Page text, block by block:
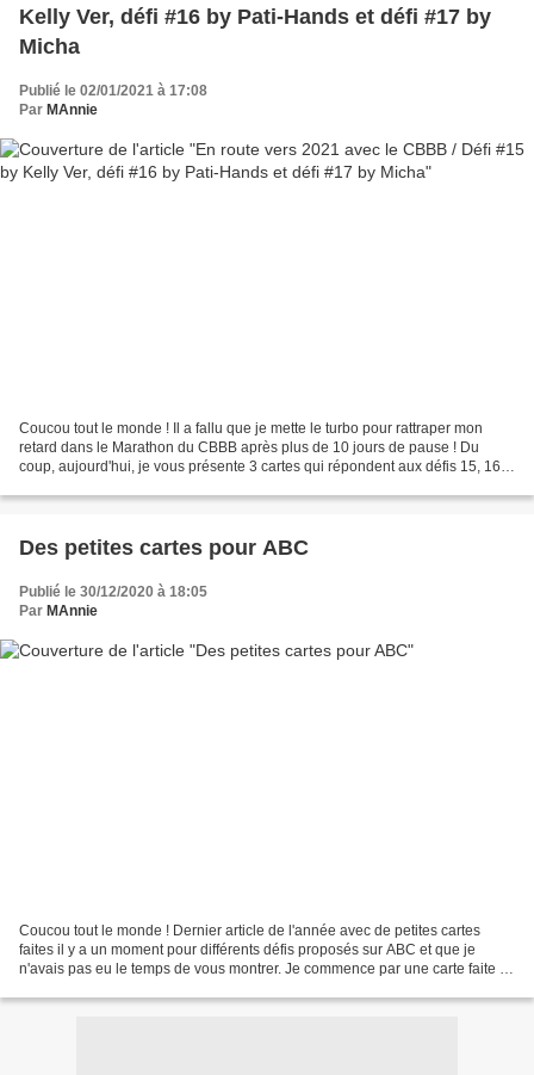
Kelly Ver, défi #16 by Pati-Hands et défi #17 by
Micha
Publié le 02/01/2021 à 17:08
Par MAnnie
Coucou tout le monde ! Il a fallu que je mette le turbo pour rattraper mon
retard dans le Marathon du CBBB après plus de 10 jours de pause ! Du
coup, aujourd'hui, je vous présente 3 cartes qui répondent aux défis 15, 16
Des petites cartes pour ABC
Publié le 30/12/2020 à 18:05
Par MAnnie
Coucou tout le monde ! Dernier article de l'année avec de petites cartes
faites il y a un moment pour différents défis proposés sur ABC et que je
n'avais pas eu le temps de vous montrer. Je commence par une carte faite à